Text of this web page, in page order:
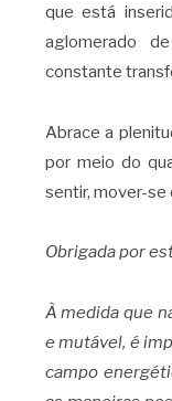
que está
aglomerado
constante
Abrace a
por meio do
sentir, mover-se
Obrigada por
À medida que
e mutável, é
campo